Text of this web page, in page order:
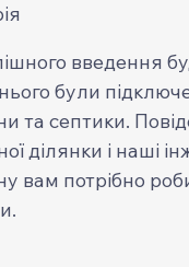
введення
були
та септики.
ділянки і наші
вам потрібно